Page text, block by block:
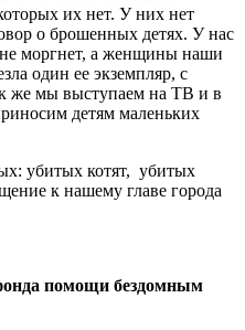
их нет. У них нет
о брошенных детях. У нас
не моргнет, а женщины наши
один ее экземпляр, с
же мы выступаем на ТВ и в
детям маленьких
убитых котят, убитых
к нашему главе города
помощи бездомным